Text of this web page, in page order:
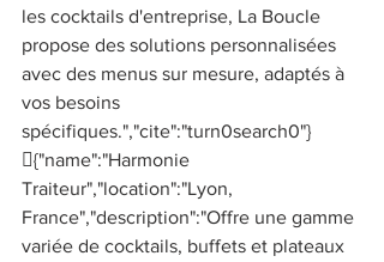
les cocktails d'entreprise, La Boucle
propose des solutions personnalisées
avec des menus sur mesure, adaptés à
vos besoins
spécifiques.","cite":"turn0search0"}
{"name":"Harmonie
Traiteur","location":"Lyon,
France","description":"Offre une gamme
variée de cocktails, buffets et plateaux